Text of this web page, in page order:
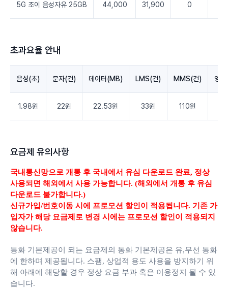
5G 조이 음성자유 25GB 44,000 31,900 0
초과요율 안내
음성(초) 문자(건) 데이터(MB) LMS(건) MMS(건) 영
1.98원 22원 22.53원 33원 110원
요금제 유의사항
국내통신망으로 개통 후 국내에서 유심 다운로드 완료, 정상
사용되면 해외에서 사용 가능합니다. (해외에서 개통 후 유심
다운로드 불가합니다.)
신규가입/번호이동 시에 프로모션 할인이 적용됩니다. 기존 가
입자가 해당 요금제로 변경 시에는 프로모션 할인이 적용되지
않습니다.
통화 기본제공이 되는 요금제의 통화 기본제공은 유,무선 통화
에 한하며 제공됩니다. 스팸, 상업적 용도 사용을 방지하기 위
해 아래에 해당할 경우 정상 요금 부과 혹은 이용정지 될 수 있
습니다.